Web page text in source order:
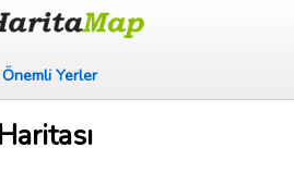
Önemli Yerler